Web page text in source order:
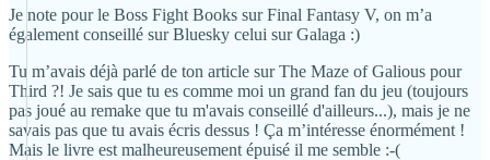
Je note pour le Boss Fight Books sur Final Fantasy V, on m’a
également conseillé sur Bluesky celui sur Galaga :)
Tu m’avais déjà parlé de ton article sur The Maze of Galious pour
Third ?! Je sais que tu es comme moi un grand fan du jeu (toujours
pas joué au remake que tu m'avais conseillé d'ailleurs...), mais je ne
savais pas que tu avais écris dessus ! Ça m’intéresse énormément !
Mais le livre est malheureusement épuisé il me semble :-(